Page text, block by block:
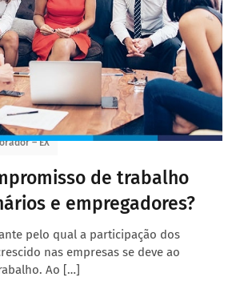
– EX
de trabalho
e empregadores?
pelo qual a participação dos
nas empresas se deve ao
Ao […]